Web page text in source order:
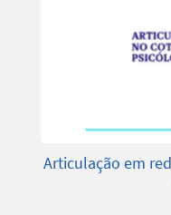
Articulação em